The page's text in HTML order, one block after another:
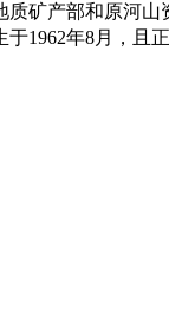
产部和原河山
1962年8月，且